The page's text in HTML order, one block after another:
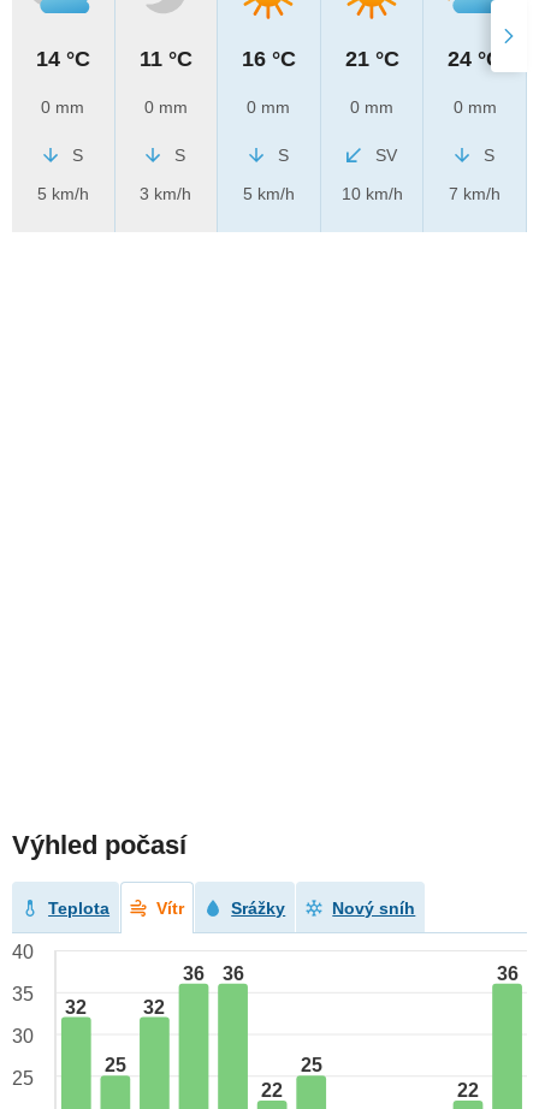
14 °C
0 mm
S
5 km/h
11 °C
0 mm
S
3 km/h
16 °C
0 mm
S
5 km/h
21 °C
0 mm
SV
10 km/h
24 °C
0 mm
S
7 km/h
Výhled počasí
Teplota Vítr Srážky Nový sníh
32
25
32
36 36
22
25
22
36
40
35
30
25